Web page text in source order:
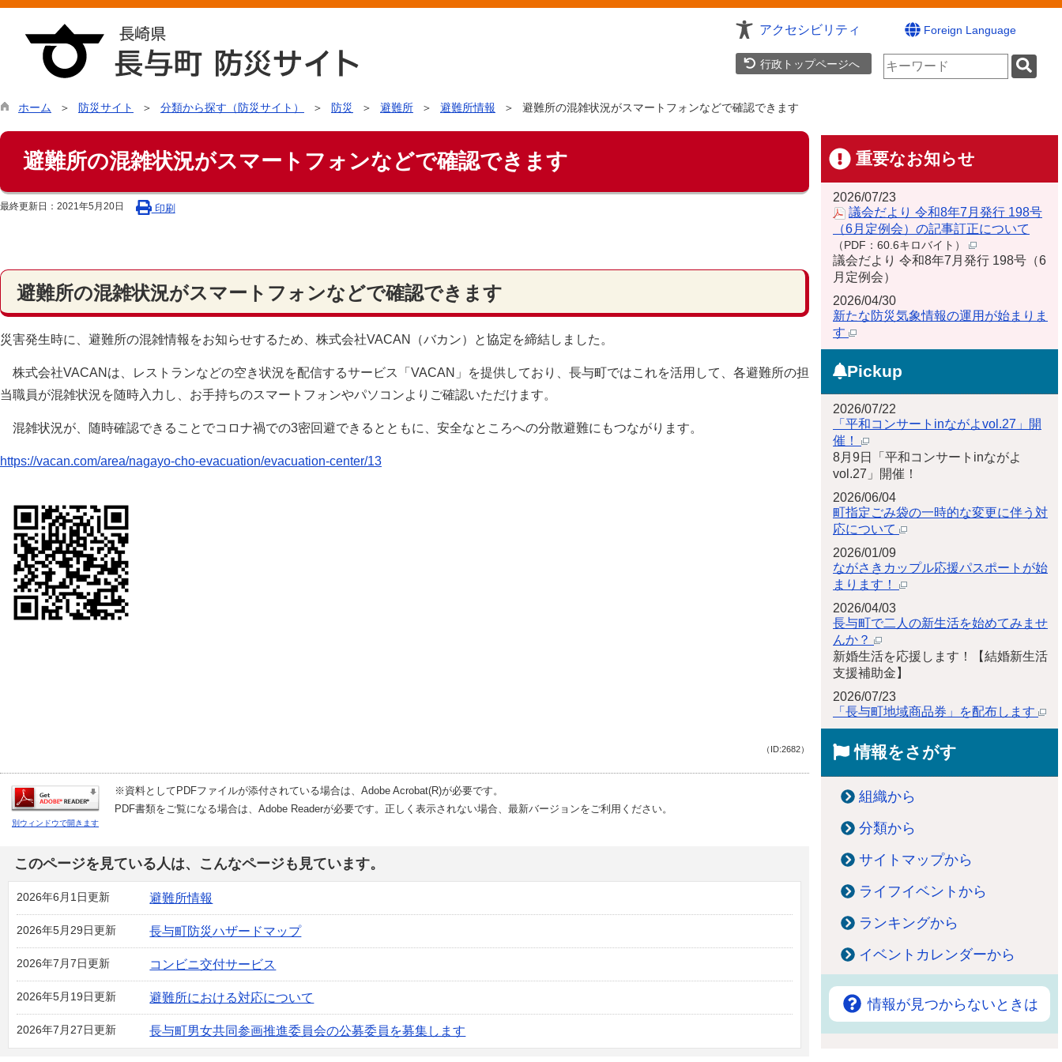
アクセシビリティ Foreign Language
行政トップページへ
検
索
ー
ド
ホーム 防災サイト 分類から探す（防災サイト） 防災 避難所 避難所情報 避難所の混雑状況がスマートフォンなどで確認できます
避難所の混雑状況がスマートフォンなどで確認できます
最終更新日： 2021年5月20日 印刷
避難所の混雑状況がスマートフォンなどで確認できます
災害発生時に、避難所の混雑情報をお知らせするため、株式会社VACAN（バカン）と協定を締結しました。
株式会社VACANは、レストランなどの空き状況を配信するサービス「VACAN」を提供しており、長与町ではこれを活用して、各避難所の担
当職員が混雑状況を随時入力し、お手持ちのスマートフォンやパソコンよりご確認いただけます。
混雑状況が、随時確認できることでコロナ禍での3密回避できるとともに、安全なところへの分散避難にもつながります。
https://vacan.com/area/nagayo-cho-evacuation/evacuation-center/13
（ID:2682）
別ウィンドウで開きます
※資料としてPDFファイルが添付されている場合は、 Adobe Acrobat(R)が必要です。
PDF書類をご覧になる場合は、 Adobe Readerが必要です。正しく表示されない場合、最新バージョンをご利用ください。
このページを見ている人は、こんなページも見ています。
2026年6月1日更新 避難所情報
2026年5月29日更新 長与町防災ハザードマップ
2026年7月7日更新 コンビニ交付サービス
2026年5月19日更新 避難所における対応について
2026年7月27日更新 長与町男女共同参画推進委員会の公募委員を募集します
重要なお知らせ
2026/07/23
議会だより 令和8年7月発行 198号
（6月定例会）の記事訂正について
（PDF：60.6キロバイト）
議会だより 令和8年7月発行 198号（6
月定例会）
2026/04/30
新たな防災気象情報の運用が始まりま
す
Pickup
2026/07/22
「平和コンサートinながよvol.27」開
催！
8月9日「平和コンサートinながよ
vol.27」開催！
2026/06/04
町指定ごみ袋の一時的な変更に伴う対
応について
2026/01/09
ながさきカップル応援パスポートが始
まります！
2026/04/03
長与町で二人の新生活を始めてみませ
んか？
新婚生活を応援します！【結婚新生活
支援補助金】
2026/07/23
「長与町地域商品券」を配布します
情報をさがす
組織から
分類から
サイトマップから
ライフイベントから
ランキングから
イベントカレンダーから
情報が見つからないときは